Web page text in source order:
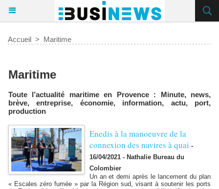
Accueil > Maritime
Maritime
Toute l’actualité maritime en Provence : Minute, news,
brève, entreprise, économie, information, actu, port,
production
Enedis à la manoeuvre de la
connexion des navires à quai -
16/04/2021 - Nathalie Bureau du
Colombier
Un an et demi après le lancement du plan
« Escales zéro fumée » par la Région sud, visant à soutenir les ports